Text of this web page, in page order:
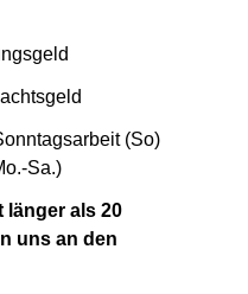
(So)
Sa.)
länger als 20
uns an den